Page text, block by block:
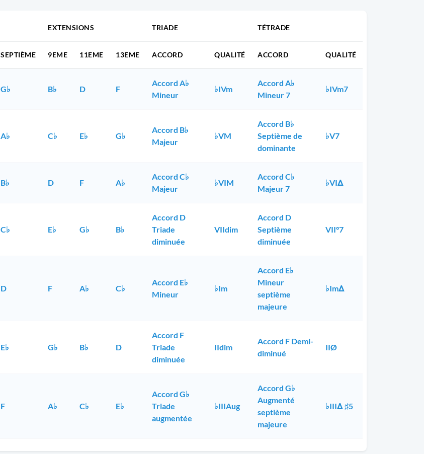
EXTENSIONS TRIADE TÉTRADE
SEPTIÈME 9EME 11EME 13EME ACCORD QUALITÉ ACCORD QUALITÉ
G♭ B♭ D F
Accord A♭
Mineur
♭IVm
Accord A♭
Mineur 7
♭IVm7
A♭ C♭ E♭ G♭
Accord B♭
Majeur
♭VM
Accord B♭
Septième de
dominante
♭V7
B♭ D F A♭
Accord C♭
Majeur
♭VIM
Accord C♭
Majeur 7
♭VIΔ
C♭ E♭ G♭ B♭
Accord D
Triade
diminuée
VIIdim
Accord D
Septième
diminuée
VII°7
D F A♭ C♭
Accord E♭
Mineur
♭Im
Accord E♭
Mineur
septième
majeure
♭ImΔ
E♭ G♭ B♭ D
Accord F
Triade
diminuée
IIdim
Accord F Demi-
diminué
IIØ
F A♭ C♭ E♭
Accord G♭
Triade
augmentée
♭IIIAug
Accord G♭
Augmenté
septième
majeure
♭IIIΔ ♯5